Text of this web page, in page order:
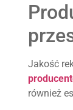
Jakość
również